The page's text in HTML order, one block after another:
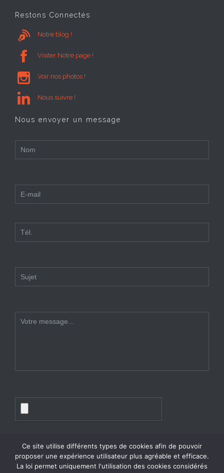
Restons Connectés
 Notre blog !
 Visiter Notre page !
 Voir nos photos !
 Nous suivre !
Nous envoyer un message
Ce site utilise différents types de cookies afin de pouvoir
proposer une expérience utilisateur plus agréable et efficace.
La loi permet uniquement l'utilisation des cookies considérés